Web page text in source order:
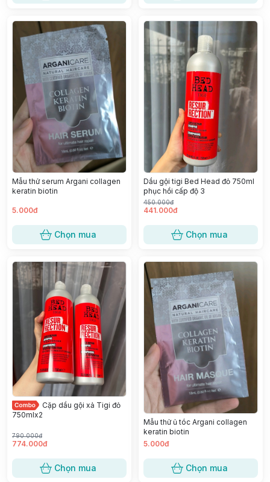
Mẫu thử serum Argani collagen
keratin biotin
5.000đ
Chọn mua
Dầu gội tigi Bed Head đỏ 750ml
phục hồi cấp độ 3
450.000đ
441.000đ
Chọn mua
Cặp dầu gội xả Tigi đỏ
750mlx2
790.000đ
774.000đ
Chọn mua
Mẫu thử ủ tóc Argani collagen
keratin biotin
5.000đ
Chọn mua